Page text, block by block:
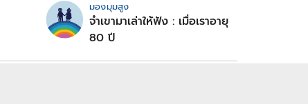
มองมุมสูง
จำเขามาเล่าให้ฟัง : เมื่อเราอายุ
80 ปี